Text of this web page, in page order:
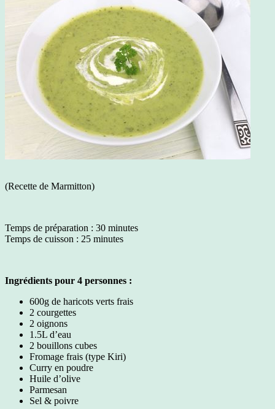
(Recette de Marmitton)
Temps de préparation : 30 minutes
Temps de cuisson : 25 minutes
Ingrédients pour 4 personnes :
600g de haricots verts frais
2 courgettes
2 oignons
1.5L d’eau
2 bouillons cubes
Fromage frais (type Kiri)
Curry en poudre
Huile d’olive
Parmesan
Sel & poivre